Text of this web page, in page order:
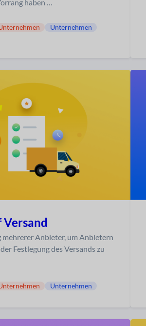
haben …
Unternehmen
Anbieter, um Anbietern
Festlegung des Versands zu
Unternehmen